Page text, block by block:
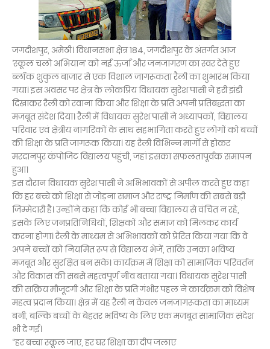
जगदीशपुर, अमेठी। विधानसभा क्षेत्र 184, जगदीशपुर के अंतर्गत आज
‘स्कूल चलो अभियान’ को नई ऊर्जा और जनजागरण का स्वर देते हुए
ब्लॉक शुकुल बाजार से एक विशाल जागरूकता रैली का शुभारंभ किया
गया। इस अवसर पर क्षेत्र के लोकप्रिय विधायक सुरेश पासी ने हरी झंडी
दिखाकर रैली को रवाना किया और शिक्षा के प्रति अपनी प्रतिबद्धता का
मजबूत संदेश दिया। रैली में विधायक सुरेश पासी ने अध्यापकों, विद्यालय
परिवार एवं क्षेत्रीय नागरिकों के साथ सहभागिता करते हुए लोगों को बच्चों
की शिक्षा के प्रति जागरूक किया। यह रैली विभिन्न मार्गों से होकर
मरदानपुर कंपोजिट विद्यालय पहुंची, जहां इसका सफलतापूर्वक समापन
हुआ।
इस दौरान विधायक सुरेश पासी ने अभिभावकों से अपील करते हुए कहा
कि हर बच्चे को शिक्षा से जोड़ना समाज और राष्ट्र निर्माण की सबसे बड़ी
जिम्मेदारी है। उन्होंने कहा कि कोई भी बच्चा विद्यालय से वंचित न रहे,
इसके लिए जनप्रतिनिधियों, शिक्षकों और समाज को मिलकर कार्य
करना होगा। रैली के माध्यम से अभिभावकों को प्रेरित किया गया कि वे
अपने बच्चों को नियमित रूप से विद्यालय भेजें, ताकि उनका भविष्य
मजबूत और सुरक्षित बन सके। कार्यक्रम में शिक्षा को सामाजिक परिवर्तन
और विकास की सबसे महत्वपूर्ण नींव बताया गया। विधायक सुरेश पासी
की सक्रिय मौजूदगी और शिक्षा के प्रति गंभीर पहल ने कार्यक्रम को विशेष
महत्व प्रदान किया। क्षेत्र में यह रैली न केवल जनजागरूकता का माध्यम
बनी, बल्कि बच्चों के बेहतर भविष्य के लिए एक मजबूत सामाजिक संदेश
भी दे गई।
“हर बच्चा स्कूल जाए, हर घर शिक्षा का दीप जलाए